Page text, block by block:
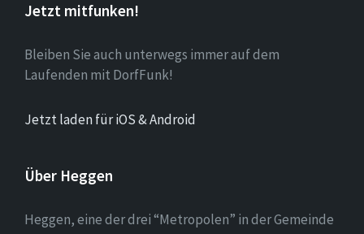
Jetzt mitfunken!
Bleiben Sie auch unterwegs immer auf dem
Laufenden mit DorfFunk!
Jetzt laden für iOS & Android
Über Heggen
Heggen, eine der drei “Metropolen” in der Gemeinde